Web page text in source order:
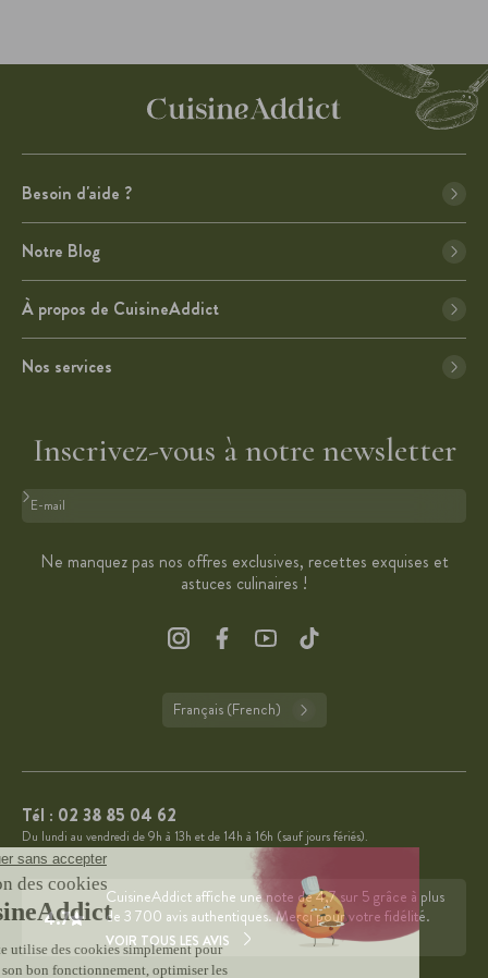
Besoin d'aide ?
Notre Blog
À propos de CuisineAddict
Nos services
Inscrivez-vous à notre newsletter
Format : adresse@email.com
Ne manquez pas nos offres exclusives, recettes exquises et
astuces culinaires !
Français (French)
Tél : 02 38 85 04 62
Du lundi au vendredi de 9h à 13h et de 14h à 16h (sauf jours fériés).
4.7
CuisineAddict affiche une note de 4,7 sur 5 grâce à plus
de 3 700 avis authentiques. Merci pour votre fidélité.
VOIR TOUS LES AVIS